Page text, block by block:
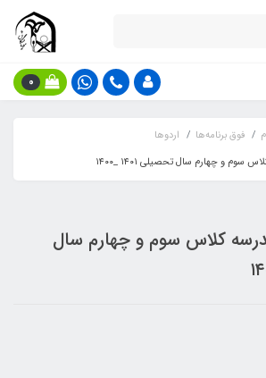
0
فوق برنامه‌ها
اردوها
و چهارم سال تحصیلی ۱۴۰۱ _۱۴۰۰
کلاس سوم و چهارم سال